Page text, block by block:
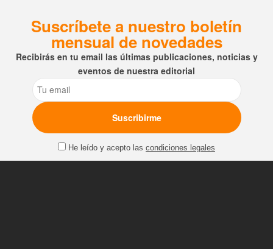
Suscríbete a nuestro boletín
mensual de novedades
Recibirás en tu email las últimas publicaciones, noticias y
eventos de nuestra editorial
Email
He leído y acepto las condiciones legales